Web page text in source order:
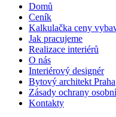
Domů
Ceník
Kalkulačka ceny
Jak pracujeme
Realizace interiérů
O nás
Interiérový designér
Bytový architekt Praha
Zásady ochrany
Kontakty